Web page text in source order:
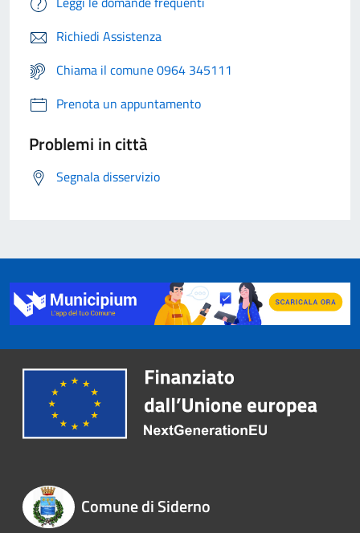
Richiedi Assistenza
Chiama il comune 0964 345111
Prenota un appuntamento
Problemi in città
Segnala disservizio
Comune di Siderno